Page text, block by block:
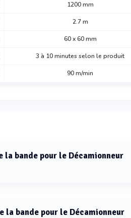
1200 mm
2.7 m
60 x 60 mm
3 à 10 minutes selon le produit
90 m/min
bande pour le Décamionneur
bande pour le Décamionneur